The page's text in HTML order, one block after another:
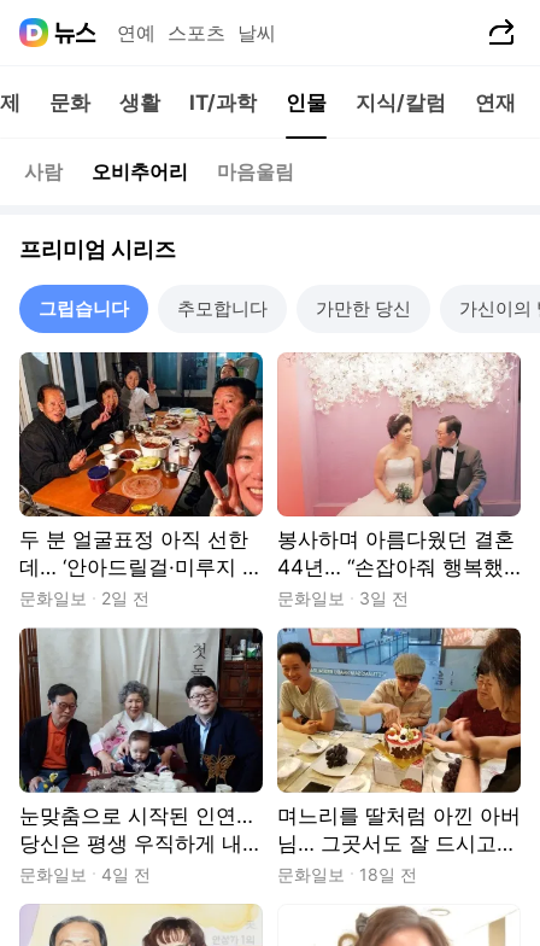
연예 스포츠 날씨
문화 생활 IT/과학 인물 지식/칼럼 연재
사람 오비추어리 마음울림
프리미엄 시리즈
그립습니다 추모합니다 가만한 당신 가신이의
두 분 얼굴표정 아직 선한
데… ‘안아드릴걸·미루지 말
걸’ 후회[그립습니다]
문화일보 2일 전
봉사하며 아름다웠던 결혼
44년… “손잡아줘 행복했
습니다”[그립습니다]
문화일보 3일 전
눈맞춤으로 시작된 인연…
당신은 평생 우직하게 내
뒷받침만[그립습니다]
문화일보 4일 전
며느리를 딸처럼 아낀 아버
님… 그곳서도 잘 드시고
계시나요[그립습니다]
문화일보 18일 전